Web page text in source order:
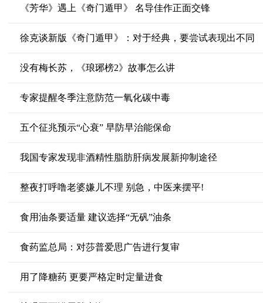
《芳华》遇上《奇门遁甲》 名导佳作正面交锋
徐克谈新版《奇门遁甲》：对于经典，要尝试表现出不同
没有梅长苏，《琅琊榜2》故事怎么讲
专家提醒冬季注意防范一氧化碳中毒
五个征兆预示“心衰” 早防早治能保命
我国专家发现非酒精性脂肪肝病发展新抑制途径
整夜打呼噜老婆嫌儿不理 别急，中医来摆平!
食用油条要适量 建议选择“无矾”油条
食药监总局：对莎普爱思广告进行复审
用了降糖药 更要严格定时定量进食